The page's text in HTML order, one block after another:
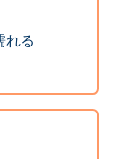
れる